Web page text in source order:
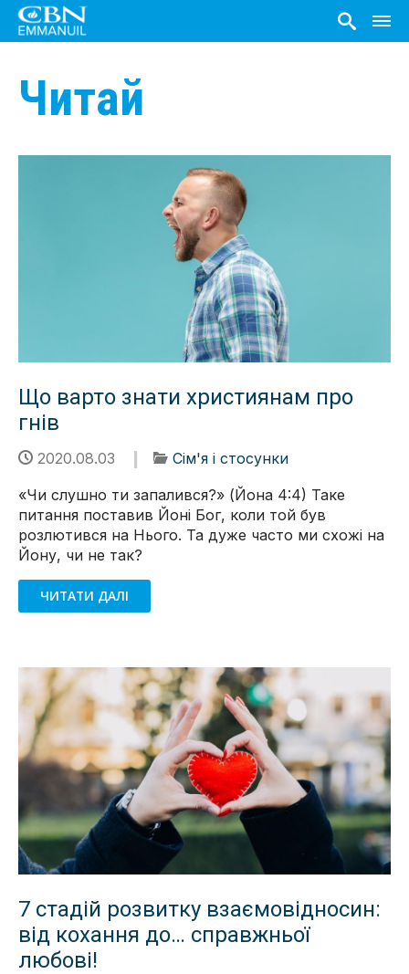
Читай
Що варто знати християнам про
гнів
2020.08.03
Сім'я і стосунки
«Чи слушно ти запалився?» (Йона 4:4) Таке
питання поставив Йоні Бог, коли той був
розлютився на Нього. Та дуже часто ми схожі на
Йону, чи не так?
ЧИТАТИ ДАЛІ
7 стадій розвитку взаємовідносин:
від кохання до… справжньої
любові!